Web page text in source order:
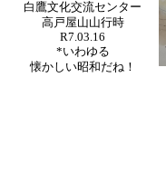
白鷹文化交流センター
高戸屋山山行時
R7.03.16
*いわゆる
懐かしい昭和だね！